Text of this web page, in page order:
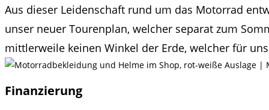
Aus dieser Leidenschaft rund um das Motorrad
unser neuer Tourenplan, welcher separat zum
mittlerweile keinen Winkel der Erde, welcher für
Finanzierung